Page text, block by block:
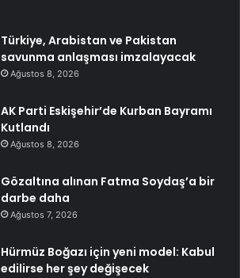
Türkiye, Arabistan ve Pakistan
savunma anlaşması imzalayacak
Ağustos 8, 2026
AK Parti Eskişehir’de Kurban Bayramı
Kutlandı
Ağustos 8, 2026
Gözaltına alınan Fatma Soydaş’a bir
darbe daha
Ağustos 7, 2026
Hürmüz Boğazı için yeni model: Kabul
edilirse her şey değişecek